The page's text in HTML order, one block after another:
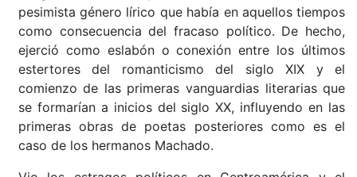
pesimista género lírico que había en aquellos tiempos
como consecuencia del fracaso político. De hecho,
ejerció como eslabón o conexión entre los últimos
estertores del romanticismo del siglo XIX y el
comienzo de las primeras vanguardias literarias que
se formarían a inicios del siglo XX, influyendo en las
primeras obras de poetas posteriores como es el
caso de los hermanos Machado.